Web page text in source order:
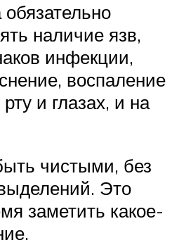
наличие язв,
инфекции,
воспаление
и глазах, и на
чистыми, без
Это
заметить какое-